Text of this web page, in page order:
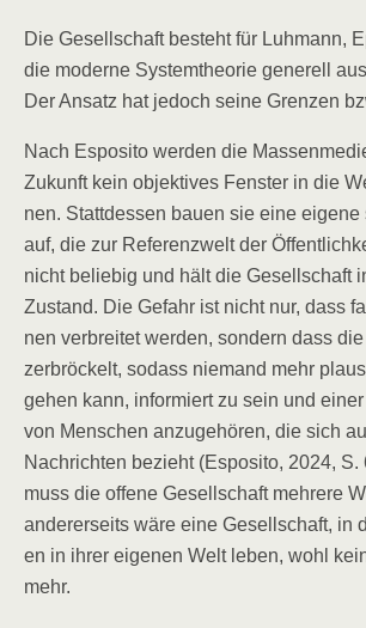
Die Gesell­schaft besteht für Luh­mann,
die moder­ne Sys­tem­theo­rie gene­rell
Der Ansatz hat jedoch sei­ne Gren­zen
Nach Espo­si­to wer­den die
Zukunft kein objek­ti­ves Fens­ter in die
nen. Statt­des­sen bau­en sie eine
auf, die zur Refe­renz­welt der
nicht belie­big und hält die Gesell­schaft
Zustand. Die Gefahr ist nicht nur, dass
nen ver­brei­tet wer­den, son­dern dass
zer­brö­ckelt, sodass nie­mand mehr
ge­hen kann, infor­miert zu sein und
von Men­schen anzu­ge­hö­ren, die sich
Nach­rich­ten bezieht (Espo­si­to, 2024, S.
muss die offe­ne Gesell­schaft meh­re­re
ande­rer­seits wäre eine Gesell­schaft, in
en in ihrer eige­nen Welt leben, wohl
mehr.